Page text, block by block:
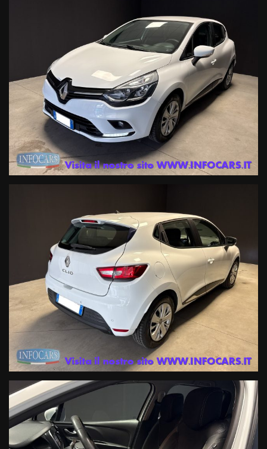
precontrattuali fornite dal Venditore prima che assumiate impegni.
INFOCARS SRL declina ogni responsabilità per eventuali
involontarie incongruenze, che non rappresentano impegno di
Le condizioni economiche degli esempi finanziari provengono da
Link esterni , in particolare in termini di tassi applicati (TAN e TAEG)
e importo delle rate mensili, potranno subire variazioni in funzione
della valutazione del suo profilo finanziario effettuata dalla
Finanziaria in fase di istruttoria, o in caso di richiesta di un
prodotto/importo/durata diverso o di adesione ad un prodotto
assicurativo facoltativo.